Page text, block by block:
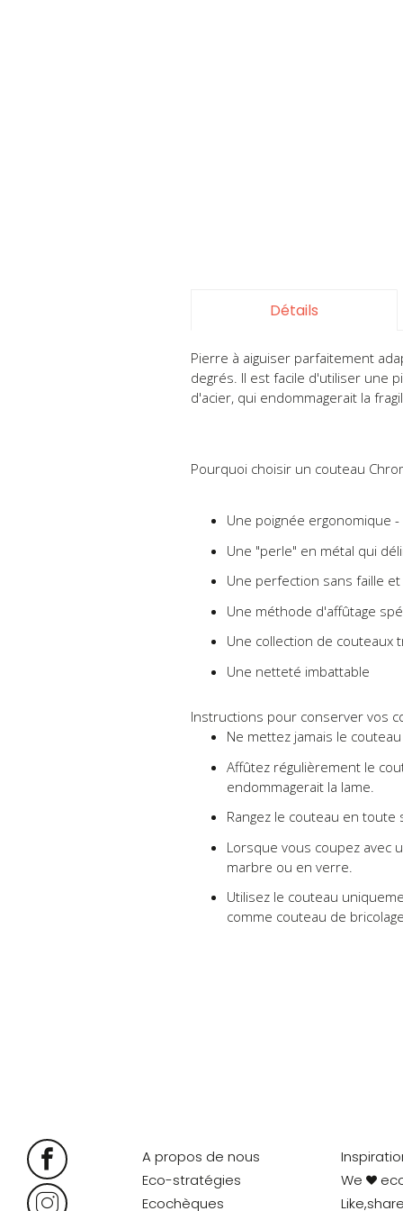
Détails
Pierre à aiguiser parfaitement
degrés. Il est facile d'utiliser une
d'acier, qui endommagerait la
Pourquoi choisir un couteau
Une poignée ergonomique
Une "perle" en métal qui
Une perfection sans faille
Une méthode d'affûtage
Une collection de couteaux
Une netteté imbattable
Instructions pour conserver vos
Ne mettez jamais le
Affûtez régulièrement le
endommagerait la lame.
Rangez le couteau en
Lorsque vous coupez avec
marbre ou en verre.
Utilisez le couteau
comme couteau de
A propos de nous
Eco-stratégies
Ecochèques
We